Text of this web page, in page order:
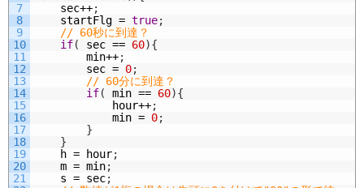
7
8
9
10
11
12
13
14
15
16
17
18
19
20
21
sec++;
startFlg = true;
// 60秒に到達？
if( sec == 60){
min++;
sec = 0;
// 60分に到達？
if( min == 60){
hour++;
min = 0;
}
}
h = hour;
m = min;
s = sec;